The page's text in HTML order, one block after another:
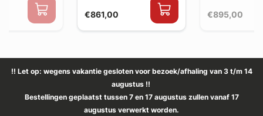
€861,00 €895,00
!! Let op: wegens vakantie gesloten voor bezoek/afhaling van 3 t/m 14
augustus !!
Bestellingen geplaatst tussen 7 en 17 augustus zullen vanaf 17
augustus verwerkt worden.